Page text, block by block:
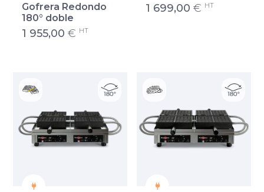
Gofrera Redondo
180° doble
1 955,00 € HT
1 699,00 € HT